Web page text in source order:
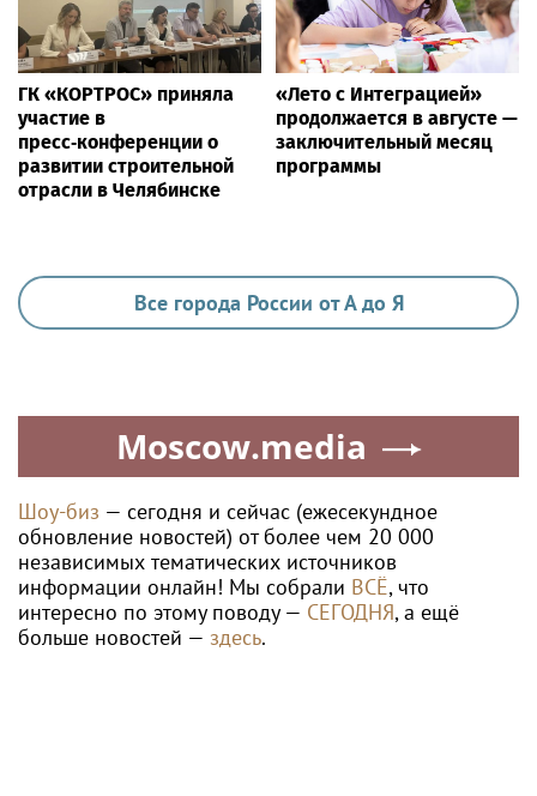
ГК «КОРТРОС» приняла
участие в
пресс‑конференции о
развитии строительной
отрасли в Челябинске
«Лето с Интеграцией»
продолжается в августе —
заключительный месяц
программы
Все города России от А до Я
Moscow.media
Шоу-биз — сегодня и сейчас (ежесекундное
обновление новостей) от более чем 20 000
независимых тематических источников
информации онлайн! Мы собрали ВСЁ, что
интересно по этому поводу — СЕГОДНЯ, а ещё
больше новостей — здесь.